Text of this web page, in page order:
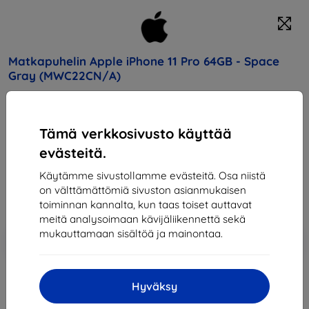
Tämä verkkosivusto käyttää
evästeitä.
Käytämme sivustollamme evästeitä. Osa niistä
on välttämättömiä sivuston asianmukaisen
toiminnan kannalta, kun taas toiset auttavat
meitä analysoimaan kävijäliikennettä sekä
mukauttamaan sisältöä ja mainontaa.
Hyväksy
Matkapuhelin Apple iPhone 11 Pro 64GB - Space
Gray (MWC22CN/A)
lisävarusteista!
923,90 €
831,51 €
-10%
Alennus kupongilla
Loppuunmyyty